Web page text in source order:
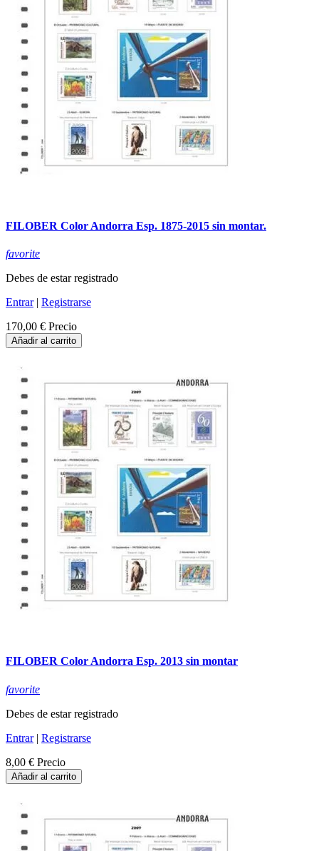
FILOBER Color Andorra Esp. 1875-2015 sin montar.
favorite
Debes de estar registrado
Entrar| Registrarse
170,00 € Precio
Añadir al carrito
FILOBER Color Andorra Esp. 2013 sin montar
favorite
Debes de estar registrado
Entrar| Registrarse
8,00 € Precio
Añadir al carrito